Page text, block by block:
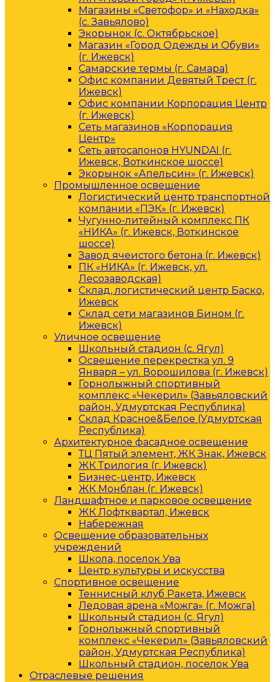
Магазины «Светофор» и «Находка»
(с. Завьялово)
Экорынок (с. Октябрьское)
Магазин «Город Одежды и Обуви»
(г. Ижевск)
Самарские термы (г. Самара)
Офис компании Девятый Трест (г.
Ижевск)
Офис компании Корпорация Центр
(г. Ижевск)
Сеть магазинов «Корпорация
Центр»
Сеть автосалонов HYUNDAI (г.
Ижевск, Воткинское шоссе)
Экорынок «Апельсин» (г. Ижевск)
Промышленное освещение
Логистический центр транспортной
компании «ПЭК» (г. Ижевск)
Чугунно-литейный комплекс ПК
«НИКА» (г. Ижевск, Воткинское
шоссе)
Завод ячеистого бетона (г. Ижевск)
ПК «НИКА» (г. Ижевск, ул.
Лесозаводская)
Склад, логистический центр Баско,
Ижевск
Склад сети магазинов Бином (г.
Ижевск)
Уличное освещение
Школьный стадион (с. Ягул)
Освещение перекрестка ул. 9
Января – ул. Ворошилова (г. Ижевск)
Горнолыжный спортивный
комплекс «Чекерил» (Завьяловский
район, Удмуртская Республика)
Склад Красное&Белое (Удмуртская
Республика)
Архитектурное фасадное освещение
ТЦ Пятый элемент, ЖК Знак, Ижевск
ЖК Трилогия (г. Ижевск)
Бизнес-центр, Ижевск
ЖК Монблан (г. Ижевск)
Ландшафтное и парковое освещение
ЖК Лофтквартал, Ижевск
Набережная
Освещение образовательных
учреждений
Школа, поселок Ува
Центр культуры и искусства
Спортивное освещение
Теннисный клуб Ракета, Ижевск
Ледовая арена «Можга» (г. Можга)
Школьный стадион (с. Ягул)
Горнолыжный спортивный
комплекс «Чекерил» (Завьяловский
район, Удмуртская Республика)
Школьный стадион, поселок Ува
Отраслевые решения